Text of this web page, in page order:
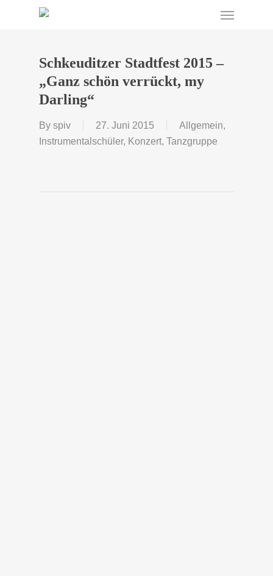
Menu
Schkeuditzer Stadtfest 2015 –
„Ganz schön verrückt, my
Darling“
By spiv 27. Juni 2015 Allgemein,
Instrumentalschüler, Konzert, Tanzgruppe